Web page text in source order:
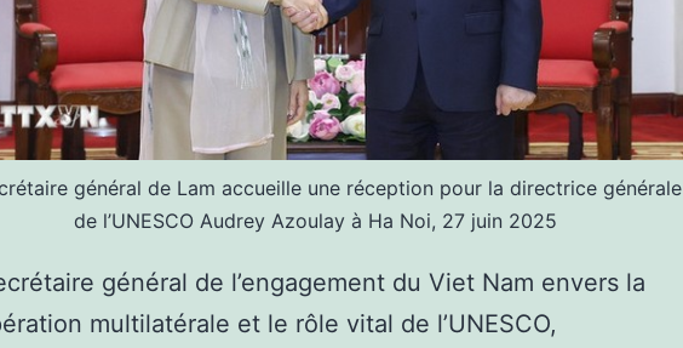
général de Lam accueille une réception pour la directrice générale
de l’UNESCO Audrey Azoulay à Ha Noi, 27 juin 2025
général de l’engagement du Viet Nam envers la
multilatérale et le rôle vital de l’UNESCO,